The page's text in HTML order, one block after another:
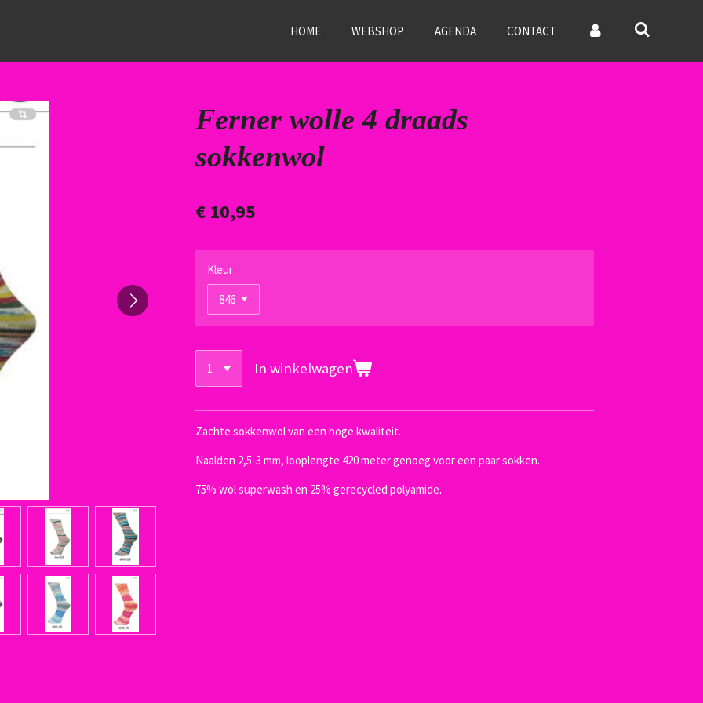
HOME WEBSHOP AGENDA CONTACT
Ferner wolle 4 draads
sokkenwol
€ 10,95
Kleur
In winkelwagen
Zachte sokkenwol van een hoge kwaliteit.
Naalden 2,5-3 mm, looplengte 420 meter genoeg voor een paar sokken.
75% wol superwash en 25% gerecycled polyamide.